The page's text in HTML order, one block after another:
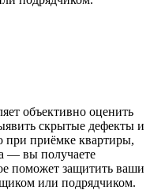
объективно оценить
скрытые дефекты и
при приёмке квартиры,
— вы получаете
поможет защитить ваши
или подрядчиком.